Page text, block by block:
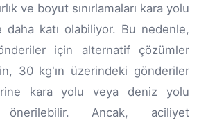
ve boyut sınırlamaları kara yolu
daha katı olabiliyor. Bu nedenle,
için alternatif çözümler
30 kg'ın üzerindeki gönderiler
kara yolu veya deniz yolu
önerilebilir. Ancak, aciliyet